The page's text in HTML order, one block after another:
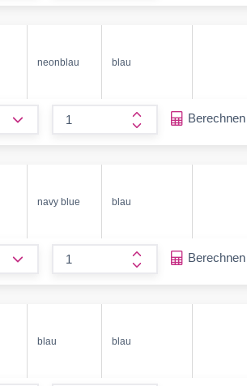
neonblau blau
form.increase-amount
Berechnen
navy blue blau
form.increase-amount
Berechnen
blau blau